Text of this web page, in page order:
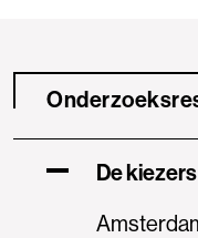
De kiezers